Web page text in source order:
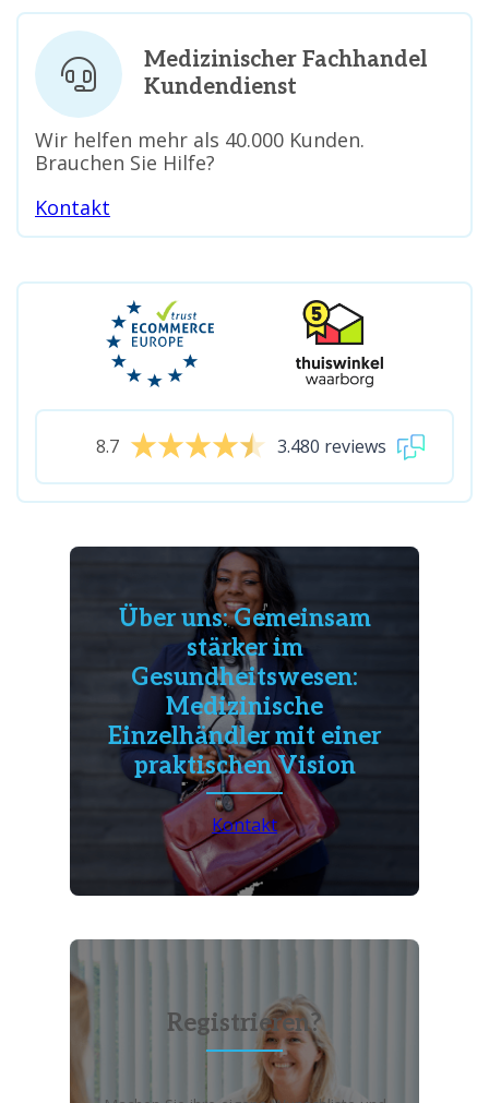
Medizinischer Fachhandel
Kundendienst
Wir helfen mehr als 40.000 Kunden.
Brauchen Sie Hilfe?
Kontakt
8.7 3.480 reviews
Über uns: Gemeinsam
stärker im
Gesundheitswesen:
Medizinische
Einzelhändler mit einer
praktischen Vision
Kontakt
Registrieren?